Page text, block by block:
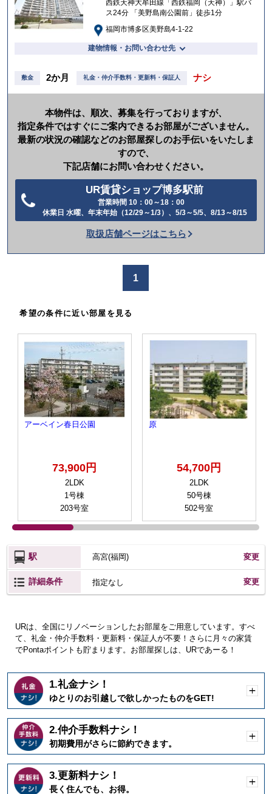
西鉄天神大牟田線「西鉄福岡（天神）」駅バ
ス24分 「美野島南公園前」徒歩1分
福岡市博多区美野島4-1-22
建物情報・お問い合わせ先
敷金 2か月 礼金・仲介手数料・更新料・保証人 ナシ
本物件は、順次、募集を行っておりますが、
指定条件ではすぐにご案内できるお部屋がございません。
最新の状況の確認などのお部屋探しのお手伝いをいたしま
すので、
下記店舗にお問い合わせください。
UR賃貸ショップ博多駅前
営業時間 10：00～18：00
休業日 水曜、年末年始（12/29～1/3）、5/3～5/5、8/13～8/15
話
か
取扱店舗ページはこちら
1
希望の条件に近い部屋を見る
アーベイン春日公園
73,900円
2LDK
1号棟
203号室
原
54,700円
2LDK
50号棟
502号室
駅 高宮(福岡) 変更
詳細条件 指定なし 変更
URは、全国にリノベーションしたお部屋をご用意しています。すべ
て、礼金・仲介手数料・更新料・保証人が不要！さらに月々の家賃
でPontaポイントも貯まります。お部屋探しは、URであーる！
1.礼金ナシ！
ゆとりのお引越しで欲しかったものをGET!
く
2.仲介手数料ナシ！
初期費用がさらに節約できます。
く
3.更新料ナシ！
長く住んでも、お得。